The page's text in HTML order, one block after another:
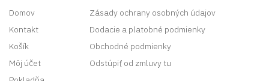
Domov
Zásady ochrany osobných údajov
Kontakt
Dodacie a platobné podmienky
Košík
Obchodné podmienky
Môj účet
Odstúpiť od zmluvy tu